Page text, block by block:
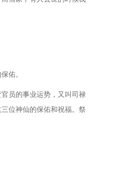
佑。
员的事业运势，又叫司禄
位神仙的保佑和祝福。祭